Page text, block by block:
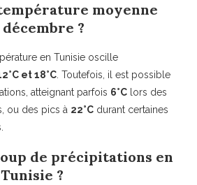
moyenne
?
en Tunisie oscille
et 18°C. Toutefois, il est possible
atteignant parfois 6°C lors des
ou des pics à 22°C durant certaines
de précipitations en
?